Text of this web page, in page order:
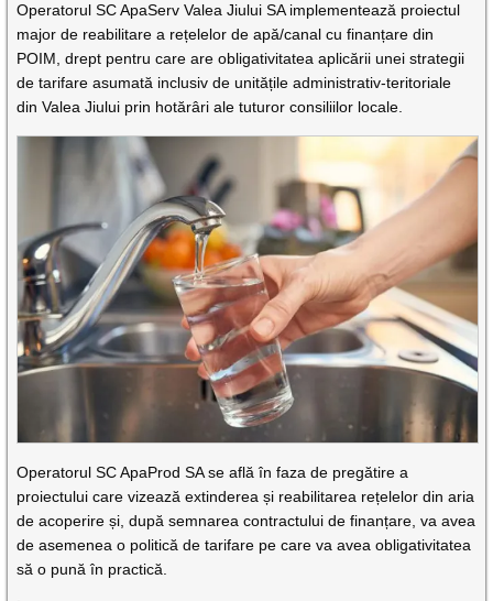
Operatorul SC ApaServ Valea Jiului SA implementează proiectul
major de reabilitare a rețelelor de apă/canal cu finanțare din
POIM, drept pentru care are obligativitatea aplicării unei strategii
de tarifare asumată inclusiv de unitățile administrativ-teritoriale
din Valea Jiului prin hotărâri ale tuturor consiliilor locale.
Operatorul SC ApaProd SA se află în faza de pregătire a
proiectului care vizează extinderea și reabilitarea rețelelor din aria
de acoperire și, după semnarea contractului de finanțare, va avea
de asemenea o politică de tarifare pe care va avea obligativitatea
să o pună în practică.